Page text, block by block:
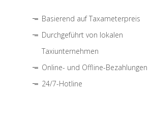
Basierend auf Taxameterpreis
Durchgeführt von lokalen
Taxiunternehmen
Online- und Offline-Bezahlungen
24/7-Hotline